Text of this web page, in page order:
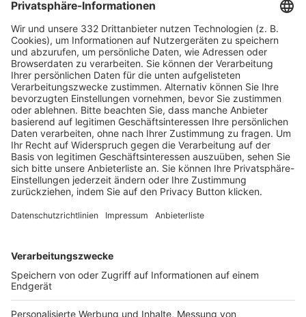
HÄUFIG BESUCHTE SEITEN
Pässe und Vereinswechsel
Trainerausbildung
Schulungsangebot Vereinsmitarbeiter
BFV-Geschäftsstellen
Trainerbörse
Login SpielPlus
FOLGE DEM BFV
TOP-VEREINE